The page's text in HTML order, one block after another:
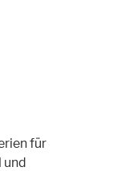
für
und